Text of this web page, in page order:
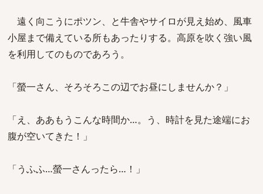
遠く向こうにポツン、と牛舎やサイロが見え始め、風車
小屋まで備えている所もあったりする。高原を吹く強い風
を利用してのものであろう。
「螢一さん、そろそろこの辺でお昼にしませんか？」
「え、ああもうこんな時間か…。う、時計を見た途端にお
腹が空いてきた！」
「うふふ…螢一さんったら…！」